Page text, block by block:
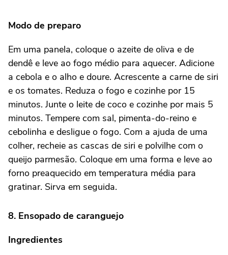
Modo de preparo
Em uma panela, coloque o azeite de oliva e de
dendê e leve ao fogo médio para aquecer. Adicione
a cebola e o alho e doure. Acrescente a carne de siri
e os tomates. Reduza o fogo e cozinhe por 15
minutos. Junte o leite de coco e cozinhe por mais 5
minutos. Tempere com sal, pimenta-do-reino e
cebolinha e desligue o fogo. Com a ajuda de uma
colher, recheie as cascas de siri e polvilhe com o
queijo parmesão. Coloque em uma forma e leve ao
forno preaquecido em temperatura média para
gratinar. Sirva em seguida.
8. Ensopado de caranguejo
Ingredientes